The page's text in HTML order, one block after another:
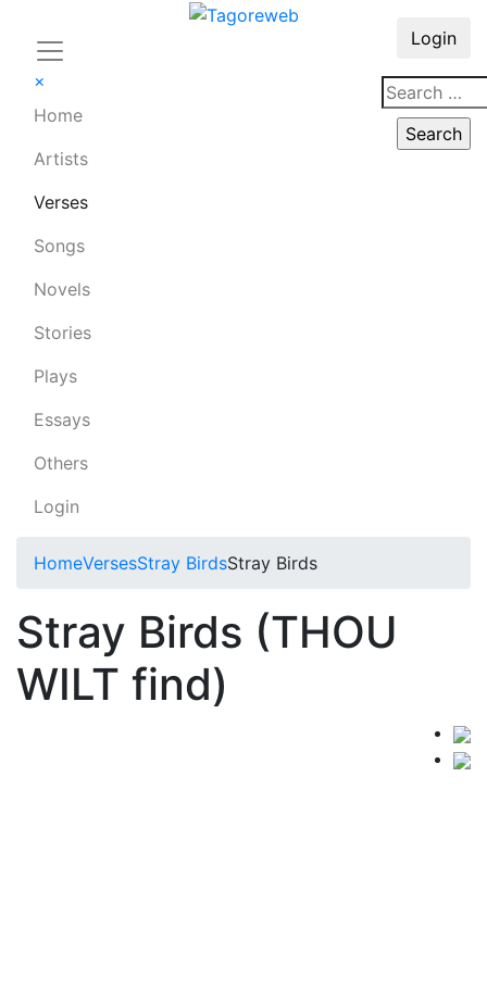
×
Home
Artists
Verses
Songs
Novels
Stories
Plays
Essays
Others
Login
Login
HomeVersesStray BirdsStray Birds
Stray Birds (THOU
WILT find)